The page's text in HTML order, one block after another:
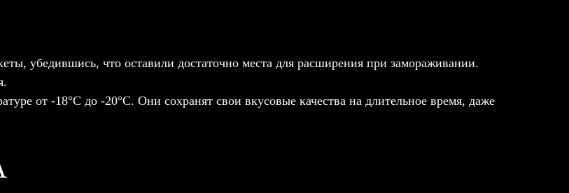
убедившись, что оставили достаточно места для расширения при замораживании.
от -18°C до -20°C. Они сохранят свои вкусовые качества на длительное время, даже